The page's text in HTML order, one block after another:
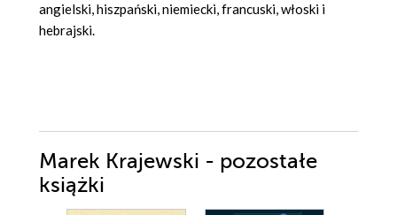
angielski, hiszpański, niemiecki, francuski, włoski i
hebrajski.
Marek Krajewski - pozostałe
książki